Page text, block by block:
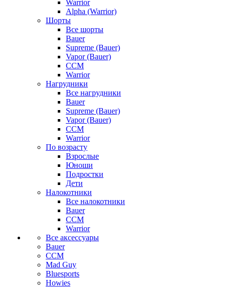
Warrior
Alpha (Warrior)
Шорты
Все шорты
Bauer
Supreme (Bauer)
Vapor (Bauer)
CCM
Warrior
Нагрудники
Все нагрудники
Bauer
Supreme (Bauer)
Vapor (Bauer)
CCM
Warrior
По возрасту
Взрослые
Юноши
Подростки
Дети
Налокотники
Все налокотники
Bauer
CCM
Warrior
Все аксессуары
Bauer
CCM
Mad Guy
Bluesports
Howies